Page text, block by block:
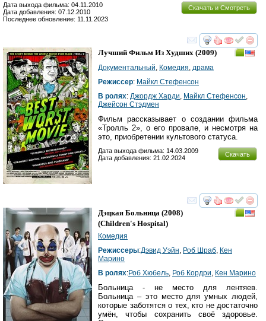
Скачать и Смотреть
Дата выхода фильма: 04.11.2010
Дата добавления: 07.12.2010
Последнее обновление: 11.11.2023
смотреть
Лучший Фильм Из Худших (2009)
Документальный Комедия драма
Режиссер: Майкл Стефенсон
В ролях: Джордж Харди Майкл Стефенсон
Джейсон Стэдмен
Фильм рассказывает о создании фильма
«Тролль 2», о его провале, и несмотря на
это, приобретении культового статуса.
Скачать
Дата выхода фильма: 14.03.2009
Дата добавления: 21.02.2024
смотреть
Дэцкая Больница (2008)
(Children's Hospital)
Комедия
Режиссеры:Дэвид Уэйн Роб Шраб Кен
Марино
В ролях:Роб Хюбель Роб Кордри Кен Марино
Больница - не место для лентяев.
Больница – это место для умных людей,
которые заботятся о тех, кто не достаточно
умён, чтобы сохранить своё здоровье.